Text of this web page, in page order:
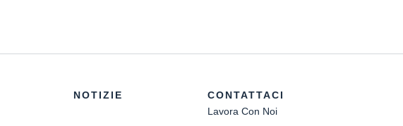
NOTIZIE
CONTATTACI
Lavora Con Noi